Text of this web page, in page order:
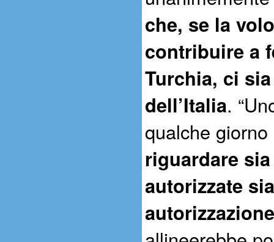
che, se la
contribuire a
Turchia, ci
dell’Italia.
qualche
riguardare
autorizzate
autorizzazione